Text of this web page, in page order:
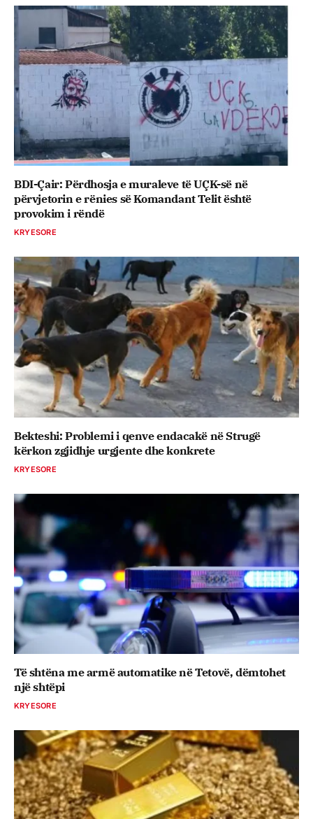
BDI-Çair: Përdhosja e muraleve të UÇK-së në
përvjetorin e rënies së Komandant Telit është
provokim i rëndë
KRYESORE
Bekteshi: Problemi i qenve endacakë në Strugë
kërkon zgjidhje urgjente dhe konkrete
KRYESORE
Të shtëna me armë automatike në Tetovë, dëmtohet
një shtëpi
KRYESORE